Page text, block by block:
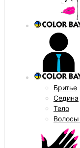
Бритье
Седина
Тело